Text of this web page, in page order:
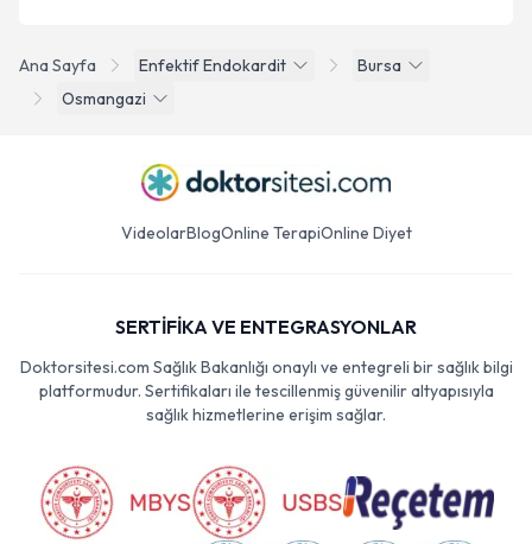
Ana Sayfa Enfektif Endokardit
Bursa
Osmangazi
VideolarBlogOnline TerapiOnline Diyet
SERTİFİKA VE ENTEGRASYONLAR
Doktorsitesi.com Sağlık Bakanlığı onaylı ve entegreli bir sağlık bilgi
platformudur. Sertifikaları ile tescillenmiş güvenilir altyapısıyla
sağlık hizmetlerine erişim sağlar.